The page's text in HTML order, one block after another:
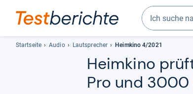
Geben
Sie
mindestens
drei
Zeichen
ein.
Startseite Audio Lautsprecher Heimkino 4/2021
Heim­kino
Pro und 3000